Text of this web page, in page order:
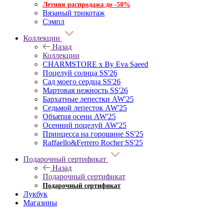
Летняя распродажа до -50%
Вязаный трикотаж
Сэмпл
Коллекции
Назад
Коллекции
CHARMSTORE х By Eva Saeed
Поцелуй солнца SS'26
Сад моего сердца SS'26
Мартовая нежность SS'26
Бархатные лепестки AW'25
Седьмой лепесток AW'25
Объятия осени AW'25
Осенний поцелуй AW'25
Принцесса на горошине SS'25
Raffaello&Ferrero Rocher SS'25
Подарочный сертификат
Назад
Подарочный сертификат
Подарочный сертификат
Лукбук
Магазины